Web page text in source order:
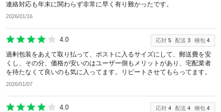
連絡対応も年末に関わらず非常に早く有り難かったです。
2026/01/16
4.0 応対 5 配送 3 梱包 4
過剰包装をあえて取り払って、ポストに入るサイズにして、郵送費を安
くし、その分、価格が安いのはユーザー側もメリットがあり、宅配業者
を待たなくて良いのも気に入ってます。リピートさせてもらってます。
2026/01/07
4.0 応対 4 配送 4 梱包 4